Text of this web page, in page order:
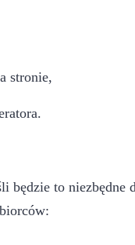
stronie,
będzie to niezbędne